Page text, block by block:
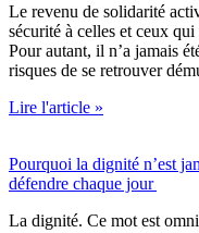
Le revenu de solidarité
sécurité à celles et ceux
Pour autant, il n’a jamais
risques de se retrouver
Lire l'article »
Pourquoi la dignité n’est
défendre chaque jour
La dignité. Ce mot est